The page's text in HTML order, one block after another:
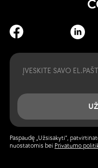
Paspaudę „Užsisakyti“,
nuostatomis bei Privatumo